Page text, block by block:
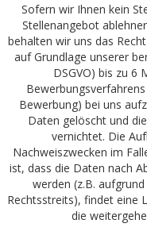
Sofern wir Ihnen kein
Stellenangebot
behalten wir uns das
auf Grundlage unserer
DSGVO) bis zu 6
Bewerbung) bei uns
Daten gelöscht und
vernichtet. Die
Nachweiszwecken im
ist, dass die Daten nach
werden (z.B.
Rechtsstreits), findet eine
die